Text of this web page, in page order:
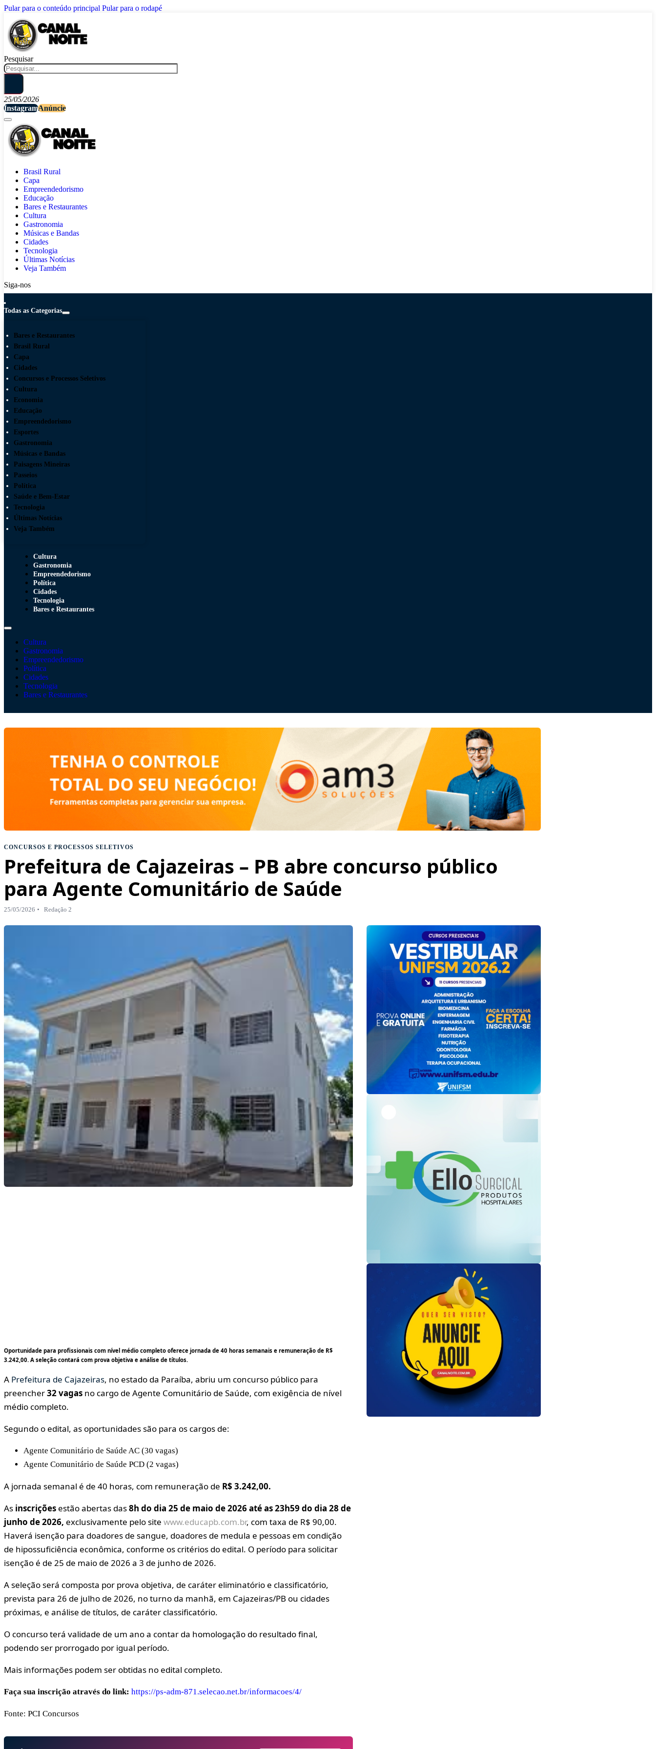
Pular para o conteúdo principal Pular para o rodapé
Pesquisar
25/05/2026
InstagramAnúncie
Brasil Rural
Capa
Empreendedorismo
Educação
Bares e Restaurantes
Cultura
Gastronomia
Músicas e Bandas
Cidades
Tecnologia
Últimas Notícias
Veja Também
Siga-nos
Todas as Categorias
Bares e Restaurantes
Brasil Rural
Capa
Cidades
Concursos e Processos Seletivos
Cultura
Economia
Educação
Empreendedorismo
Esportes
Gastronomia
Músicas e Bandas
Paisagens Mineiras
Passeios
Política
Saúde e Bem-Estar
Tecnologia
Últimas Notícias
Veja Também
Cultura
Gastronomia
Empreendedorismo
Política
Cidades
Tecnologia
Bares e Restaurantes
Cultura
Gastronomia
Empreendedorismo
Política
Cidades
Tecnologia
Bares e Restaurantes
CONCURSOS E PROCESSOS SELETIVOS
Prefeitura de Cajazeiras – PB abre concurso público
para Agente Comunitário de Saúde
25/05/2026 Redação 2
Oportunidade para profissionais com nível médio completo oferece jornada de 40 horas semanais e remuneração de R$
3.242,00. A seleção contará com prova objetiva e análise de títulos.
A Prefeitura de Cajazeiras, no estado da Paraíba, abriu um concurso público para
preencher32 vagas no cargo de Agente Comunitário de Saúde, com exigência de nível
médio completo.
Segundo o edital, as oportunidades são para os cargos de:
Agente Comunitário de Saúde AC (30 vagas)
Agente Comunitário de Saúde PCD (2 vagas)
A jornada semanal é de 40 horas, com remuneração de R$ 3.242,00.
As inscrições estão abertas das8h do dia 25 de maio de 2026 até as 23h59 do dia 28 de
junho de 2026, exclusivamente pelo site www.educapb.com.br, com taxa de R$ 90,00.
Haverá isenção para doadores de sangue, doadores de medula e pessoas em condição
de hipossuficiência econômica, conforme os critérios do edital. O período para solicitar
isenção é de 25 de maio de 2026 a 3 de junho de 2026.
A seleção será composta por prova objetiva, de caráter eliminatório e classificatório,
prevista para 26 de julho de 2026, no turno da manhã, em Cajazeiras/PB ou cidades
próximas, e análise de títulos, de caráter classificatório.
O concurso terá validade de um ano a contar da homologação do resultado final,
podendo ser prorrogado por igual período.
Mais informações podem ser obtidas no edital completo.
Faça sua inscrição através do link: https://ps-adm-871.selecao.net.br/informacoes/4/
Fonte: PCI Concursos